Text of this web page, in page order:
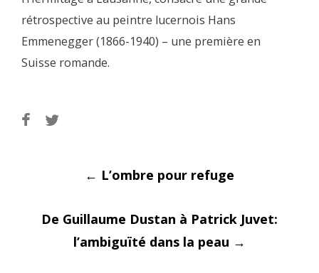
rétrospective au peintre lucernois Hans
Emmenegger (1866-1940) – une première en
Suisse romande.
Post
← L’ombre pour refuge
De Guillaume Dustan à Patrick Juvet:
l’ambiguïté dans la peau →